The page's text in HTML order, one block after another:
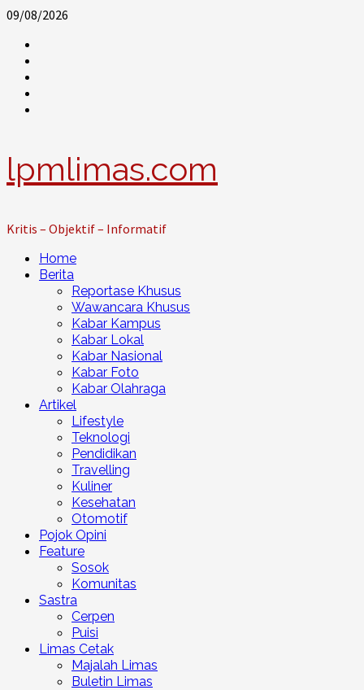
Skip
content
09/08/2026
lpmlimas.com
Kritis – Objektif – Informatif
Primary
Menu
Home
Berita
Reportase Khusus
Wawancara Khusus
Kabar Kampus
Kabar Lokal
Kabar Nasional
Kabar Foto
Kabar Olahraga
Artikel
Lifestyle
Teknologi
Pendidikan
Travelling
Kuliner
Kesehatan
Otomotif
Pojok Opini
Feature
Sosok
Komunitas
Sastra
Cerpen
Puisi
Limas Cetak
Majalah Limas
Buletin Limas